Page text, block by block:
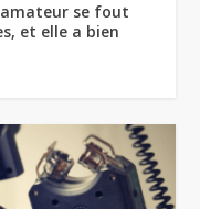
se fout
et elle a bien